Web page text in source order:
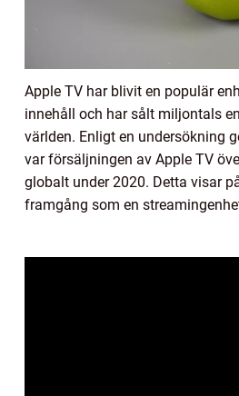
Apple TV har blivit en populär
innehåll och har sålt miljontals
världen. Enligt en undersökning
var försäljningen av Apple TV
globalt under 2020. Detta visar
framgång som en